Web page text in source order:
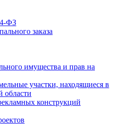
ФЗ
заказа
имущества и прав на
участки, находящиеся в
области
конструкций